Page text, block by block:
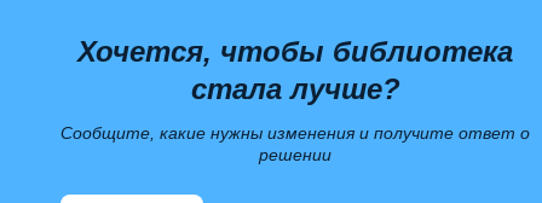
Хочется, чтобы библиотека
стала лучше?
Сообщите, какие нужны изменения и получите ответ о
решении